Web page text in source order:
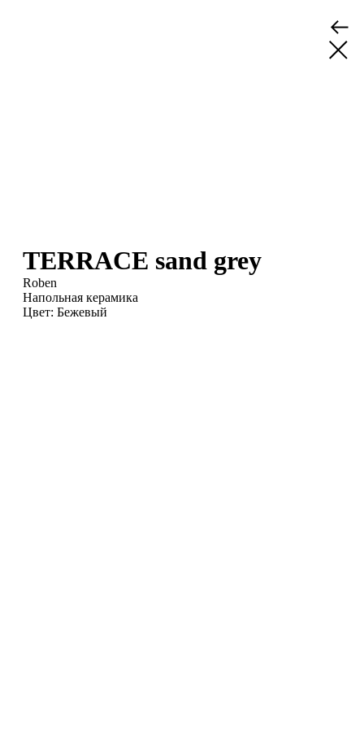
TERRACE sand grey
Roben
Напольная керамика
Цвет: Бежевый